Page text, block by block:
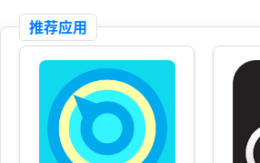
推荐应用